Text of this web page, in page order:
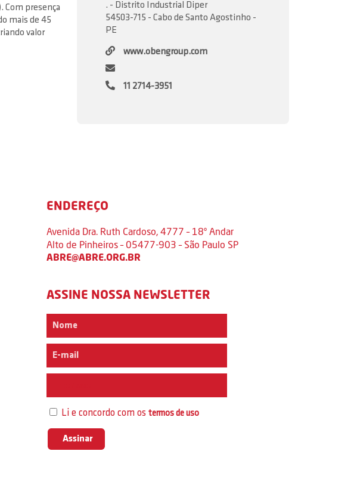
Com presença
mais de 45
valor
. - Distrito Industrial Diper
54503-715 - Cabo de Santo Agostinho -
PE
www.obengroup.com
11 2714-3951
ENDEREÇO
Avenida Dra. Ruth Cardoso, 4777 – 18º Andar
Alto de Pinheiros – 05477-903 – São Paulo SP
ABRE@ABRE.ORG.BR
ASSINE NOSSA NEWSLETTER
Li e concordo com ostermos de uso